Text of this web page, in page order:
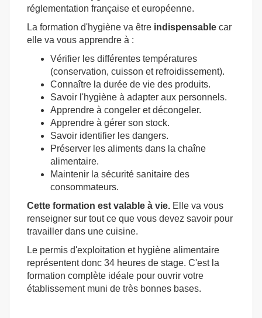
réglementation française et européenne.
La formation d'hygiène va être indispensable car
elle va vous apprendre à :
Vérifier les différentes températures
(conservation, cuisson et refroidissement).
Connaître la durée de vie des produits.
Savoir l'hygiène à adapter aux personnels.
Apprendre à congeler et décongeler.
Apprendre à gérer son stock.
Savoir identifier les dangers.
Préserver les aliments dans la chaîne
alimentaire.
Maintenir la sécurité sanitaire des
consommateurs.
Cette formation est valable à vie. Elle va vous
renseigner sur tout ce que vous devez savoir pour
travailler dans une cuisine.
Le permis d'exploitation et hygiène alimentaire
représentent donc 34 heures de stage. C'est la
formation complète idéale pour ouvrir votre
établissement muni de très bonnes bases.